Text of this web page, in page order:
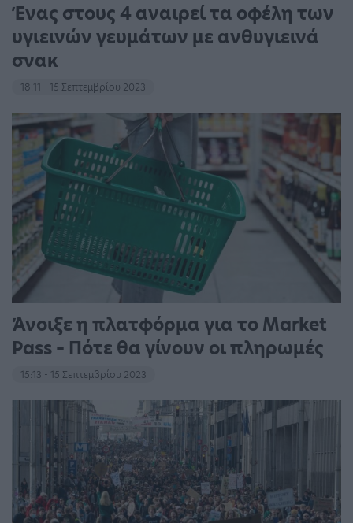
Ένας στους 4 αναιρεί τα οφέλη των
υγιεινών γευμάτων με ανθυγιεινά
σνακ
18:11 - 15 Σεπτεμβρίου 2023
Άνοιξε η πλατφόρμα για το Market
Pass – Πότε θα γίνουν οι πληρωμές
15:13 - 15 Σεπτεμβρίου 2023